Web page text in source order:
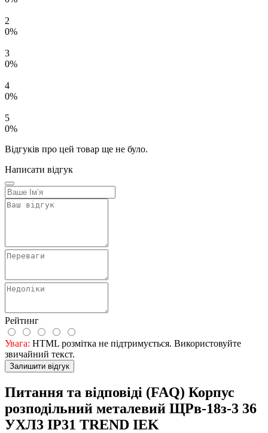
2
0%
3
0%
4
0%
5
0%
Відгуків про цей товар ще не було.
Написати відгук
Рейтинг
Увага: HTML розмітка не підтримується. Використовуйте
звичайний текст.
Залишити відгук
Питання та відповіді (FAQ) Корпус
розподільний металевий ЩРв-18з-3 36
УХЛ3 IP31 TREND IEK